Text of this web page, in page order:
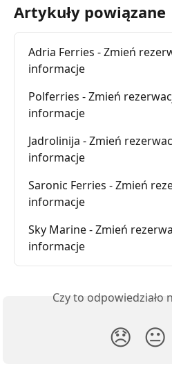
Artykuły powiązane
Adria Ferries - Zmień
informacje
Polferries - Zmień
informacje
Jadrolinija - Zmień
informacje
Saronic Ferries - Zmień
informacje
Sky Marine - Zmień
informacje
Czy to odpowiedziało
😞 😐